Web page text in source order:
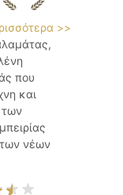
>>
που
και
των
νέων